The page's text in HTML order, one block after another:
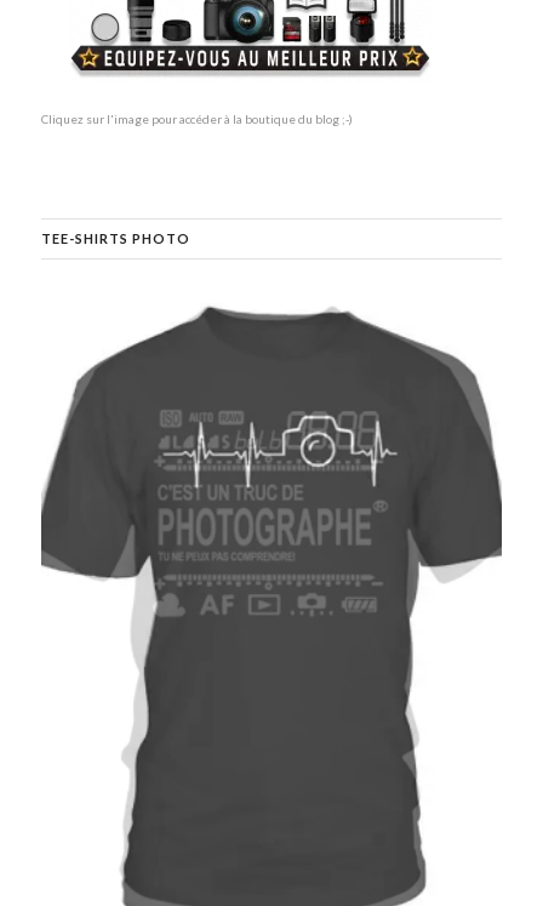
Cliquez sur l'image pour accéder à la boutique du blog ;-)
TEE-SHIRTS PHOTO